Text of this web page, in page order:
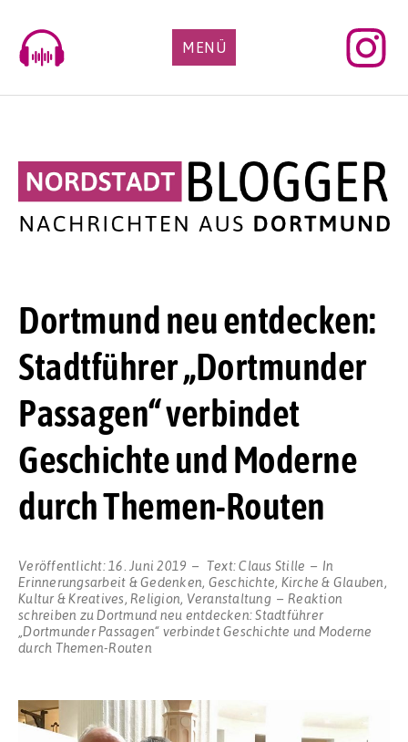
content
MENÜ
Dortmund neu entdecken:
Stadtführer „Dortmunder
Passagen“ verbindet
Geschichte und Moderne
durch Themen-Routen
Veröffentlicht: 16. Juni 2019 Text:Claus Stille
In
Erinnerungsarbeit & Gedenken, Geschichte, Kirche & Glauben,
Kultur & Kreatives, Religion, Veranstaltung
Reaktion
schreiben zu Dortmund neu entdecken: Stadtführer
„Dortmunder Passagen“ verbindet Geschichte und Moderne
durch Themen-Routen